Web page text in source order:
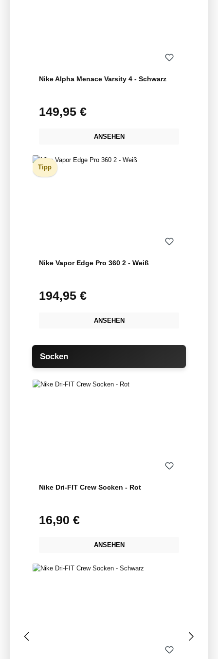
Nike Alpha Menace Varsity 4 - Schwarz
Regulärer Preis:
149,95 €
ANSEHEN
Tipp
Nike Vapor Edge Pro 360 2 - Weiß
Regulärer Preis:
194,95 €
ANSEHEN
Produktgalerie überspringen
Socken
Nike Dri-FIT Crew Socken - Rot
Regulärer Preis:
16,90 €
ANSEHEN